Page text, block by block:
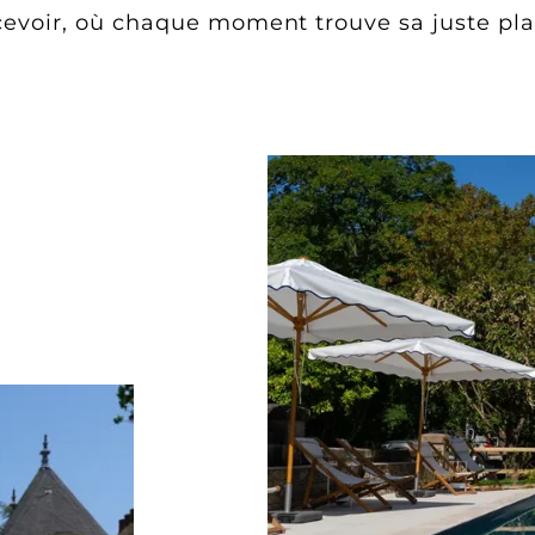
où chaque moment trouve sa juste